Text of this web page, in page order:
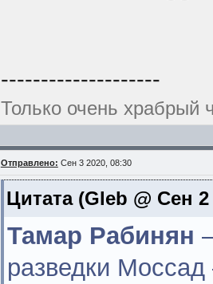
--------------------
Только очень храбрый
Отправлено: Сен 3 2020, 08:30
Цитата(Gleb @ Сен 2
Тамар Рабинян
разведки